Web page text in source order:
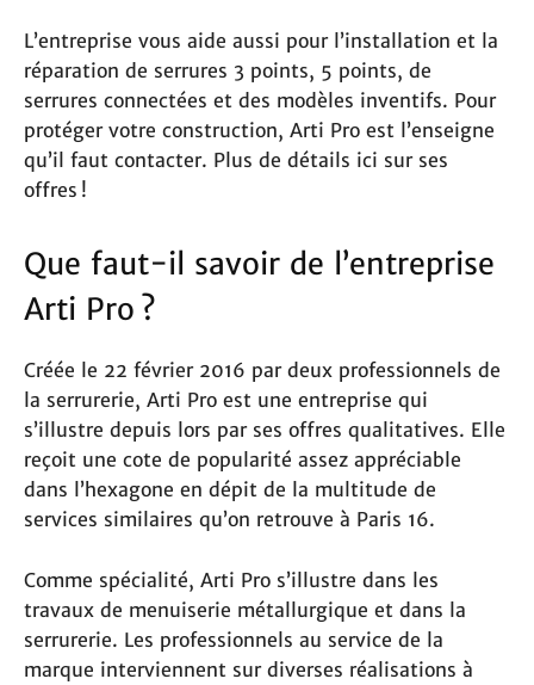
L’entreprise vous aide aussi pour l’installation et la
réparation de serrures 3 points, 5 points, de
serrures connectées et des modèles inventifs. Pour
protéger votre construction, Arti Pro est l’enseigne
qu’il faut contacter. Plus de détails ici sur ses
offres !
Que faut-il savoir de l’entreprise
Arti Pro ?
Créée le 22 février 2016 par deux professionnels de
la serrurerie, Arti Pro est une entreprise qui
s’illustre depuis lors par ses offres qualitatives. Elle
reçoit une cote de popularité assez appréciable
dans l’hexagone en dépit de la multitude de
services similaires qu’on retrouve à Paris 16.
Comme spécialité, Arti Pro s’illustre dans les
travaux de menuiserie métallurgique et dans la
serrurerie. Les professionnels au service de la
marque interviennent sur diverses réalisations à